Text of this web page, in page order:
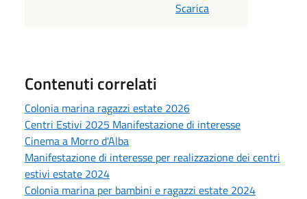
Scarica
Contenuti correlati
Colonia marina ragazzi estate 2026
Centri Estivi 2025 Manifestazione di interesse
Cinema a Morro d'Alba
Manifestazione di interesse per realizzazione dei centri
estivi estate 2024
Colonia marina per bambini e ragazzi estate 2024